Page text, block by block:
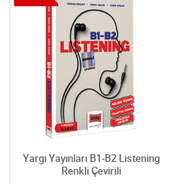
Yargı Yayınları B1-B2 Listening
Renkli Çevirili